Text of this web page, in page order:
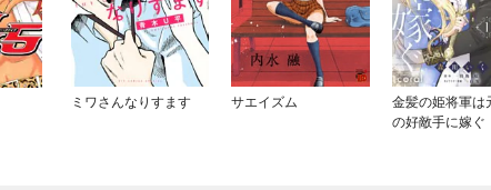
ミワさんなりすます サエイズム
金髪の姫将軍は
の好敵手に嫁ぐ